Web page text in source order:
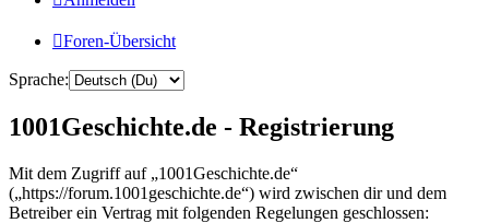
Foren-Übersicht
Sprache:
1001Geschichte.de - Registrierung
Mit dem Zugriff auf „1001Geschichte.de“
(„https://forum.1001geschichte.de“) wird zwischen dir und dem
Betreiber ein Vertrag mit folgenden Regelungen geschlossen: